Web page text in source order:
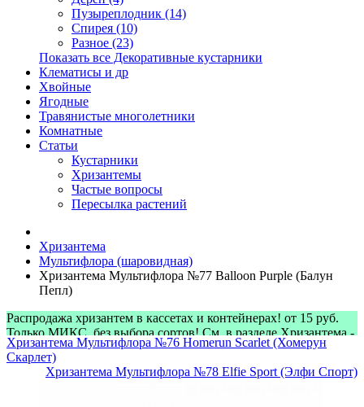
Пузыреплодник (14)
Спирея (10)
Разное (23)
Показать все Декоративные кустарники
Клематисы и др
Хвойные
Ягодные
Травянистые многолетники
Комнатные
Статьи
Кустарники
Хризантемы
Частые вопросы
Пересылка растений
Хризантема
Мультифлора (шаровидная)
Хризантема Мультифлора №77 Balloon Purple (Балун
Пепл)
Распродажа хризантем в кассетах и контейнерах! от 15 руб.
Только МИКС, без выбора сортов! См. в разделе Хризантема -
> Микс-наборы
Хризантема Мультифлора №76 Homerun Scarlet (Хомерун
Скарлет)
Хризантема Мультифлора №78 Elfie Sport (Элфи Спорт)